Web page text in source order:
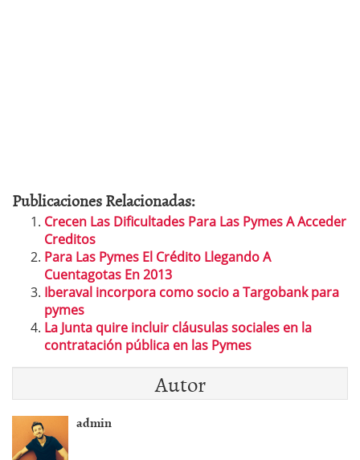
Publicaciones Relacionadas:
Crecen Las Dificultades Para Las Pymes A Acceder
Creditos
Para Las Pymes El Crédito Llegando A
Cuentagotas En 2013
Iberaval incorpora como socio a Targobank para
pymes
La Junta quire incluir cláusulas sociales en la
contratación pública en las Pymes
Autor
admin